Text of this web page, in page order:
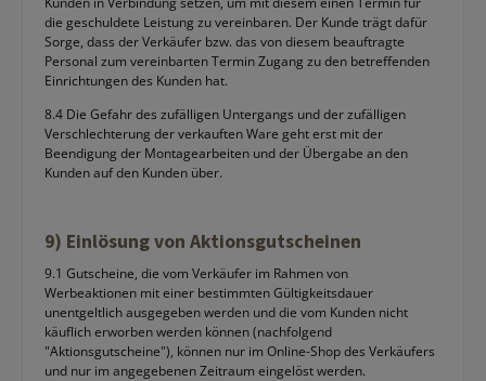
die geschuldete Leistung zu vereinbaren. Der Kunde trägt dafür
Sorge, dass der Verkäufer bzw. das von diesem beauftragte
Personal zum vereinbarten Termin Zugang zu den betreffenden
Einrichtungen des Kunden hat.
8.4 Die Gefahr des zufälligen Untergangs und der zufälligen
Verschlechterung der verkauften Ware geht erst mit der
Beendigung der Montagearbeiten und der Übergabe an den
Kunden auf den Kunden über.
9) Einlösung von Aktionsgutscheinen
9.1 Gutscheine, die vom Verkäufer im Rahmen von
Werbeaktionen mit einer bestimmten Gültigkeitsdauer
unentgeltlich ausgegeben werden und die vom Kunden nicht
käuflich erworben werden können (nachfolgend
"Aktionsgutscheine"), können nur im Online-Shop des Verkäufers
und nur im angegebenen Zeitraum eingelöst werden.